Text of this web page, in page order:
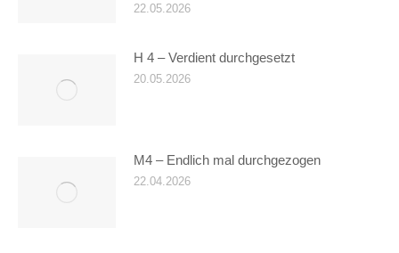
22.05.2026
H 4 – Verdient durchgesetzt
20.05.2026
M4 – Endlich mal durchgezogen
22.04.2026